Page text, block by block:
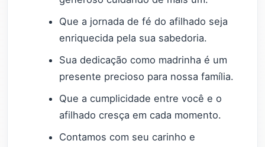
Que a jornada de fé do afilhado seja
enriquecida pela sua sabedoria.
Sua dedicação como madrinha é um
presente precioso para nossa família.
Que a cumplicidade entre você e o
afilhado cresça em cada momento.
Contamos com seu carinho e